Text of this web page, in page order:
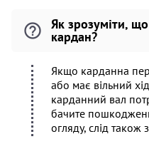
Як зрозуміти,
кардан?
Якщо карданна
або має вільний
карданний вал
бачите
огляду, слід також